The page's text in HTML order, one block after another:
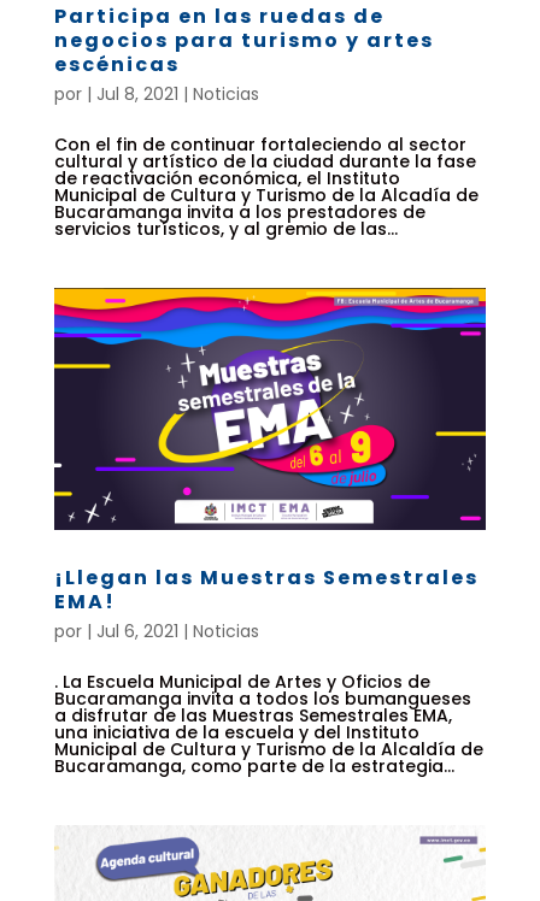
Participa en las ruedas de
negocios para turismo y artes
escénicas
por | Jul 8, 2021 | Noticias
Con el fin de continuar fortaleciendo al sector
cultural y artístico de la ciudad durante la fase
de reactivación económica, el Instituto
Municipal de Cultura y Turismo de la Alcadía de
Bucaramanga invita a los prestadores de
servicios turísticos, y al gremio de las...
¡Llegan las Muestras Semestrales
EMA!
por | Jul 6, 2021 | Noticias
. La Escuela Municipal de Artes y Oficios de
Bucaramanga invita a todos los bumangueses
a disfrutar de las Muestras Semestrales EMA,
una iniciativa de la escuela y del Instituto
Municipal de Cultura y Turismo de la Alcaldía de
Bucaramanga, como parte de la estrategia...